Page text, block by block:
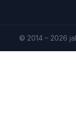
© 2014 – 2026